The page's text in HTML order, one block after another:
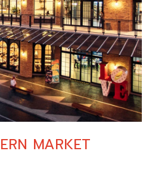
MARKET